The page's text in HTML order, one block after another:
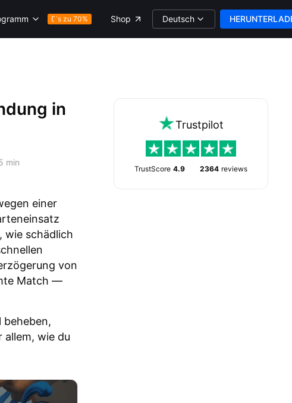
Bis zu 70% Shop Deutsch
in
min
einer
wie schädlich
von
Match —
beheben,
wie du
Trustpilot
TrustScore 4.9 2364 reviews